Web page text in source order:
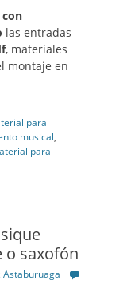
las entradas
, materiales
montaje en
para
musical,
para
o saxofón
Astaburuaga